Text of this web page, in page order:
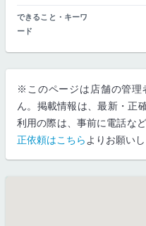
できること・キーワ
ード
※このページは店舗の管理
ん。掲載情報は、最新・正
利用の際は、事前に電話な
正依頼はこちら よりお願いし